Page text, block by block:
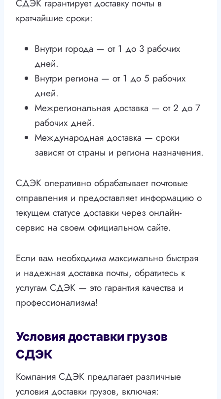
СДЭК гарантирует доставку почты в
кратчайшие сроки:
Внутри города — от 1 до 3 рабочих
дней.
Внутри региона — от 1 до 5 рабочих
дней.
Межрегиональная доставка — от 2 до 7
рабочих дней.
Международная доставка — сроки
зависят от страны и региона назначения.
СДЭК оперативно обрабатывает почтовые
отправления и предоставляет информацию о
текущем статусе доставки через онлайн-
сервис на своем официальном сайте.
Если вам необходима максимально быстрая
и надежная доставка почты, обратитесь к
услугам СДЭК — это гарантия качества и
профессионализма!
Условия доставки грузов
СДЭК
Компания СДЭК предлагает различные
условия доставки грузов, включая: